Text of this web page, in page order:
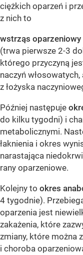
ciężkich oparzeń i
z nich to
wstrząs oparzeniowy
(trwa pierwsze 2-3
którego przyczyną
naczyń
z łożyska
Później następuje
do kilku tygodni) i
metabolicznymi.
łaknienia i okres
narastająca
rany oparzeniowe.
Kolejny to okres
4 tygodnie).
oparzenia jest
zakażenia, które
zmiany, które można
i choroba